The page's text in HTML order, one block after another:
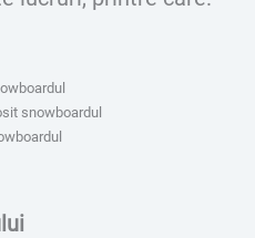
snowboardul